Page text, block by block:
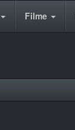
Filme